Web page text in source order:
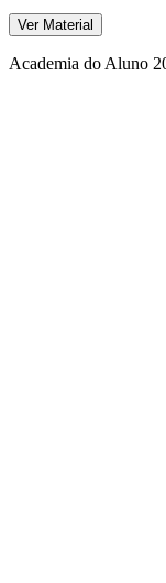
Ver Material
Academia do Aluno